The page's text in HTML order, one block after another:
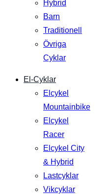
Hybrid
Barn
Traditionell
Övriga
Cyklar
El-Cyklar
Elcykel
Mountainbike
Elcykel
Racer
Elcykel City
& Hybrid
Lastcyklar
Vikcyklar